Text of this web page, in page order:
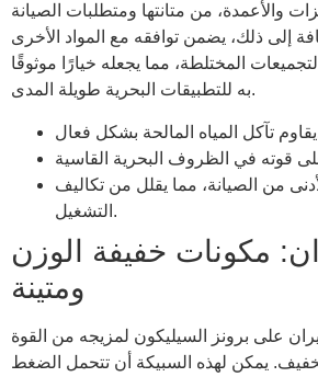
والأعمدة، من متانتها ومتطلبات الصيانة
إلى ذلك، يضمن توافقه مع المواد الأخرى
المختلطة، مما يجعله خيارًا موثوقًا
به للتطبيقات البحرية طويلة المدى.
من الصيانة، مما يقلل من تكاليف
التشغيل.
مكونات خفيفة الوزن
ومتينة
على برونز السيليكون لمزيجه من القوة
يمكن لهذه السبيكة أن تتحمل الضغط